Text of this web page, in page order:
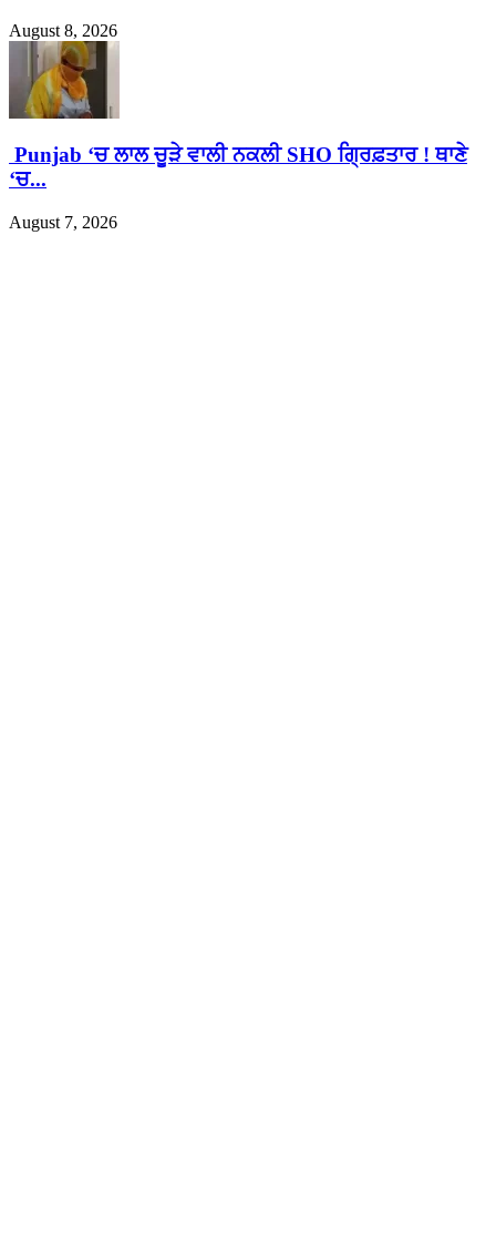
August 8, 2026
Punjab ‘ਚ ਲਾਲ ਚੂੜੇ ਵਾਲੀ ਨਕਲੀ SHO ਗ੍ਰਿਫ਼ਤਾਰ ! ਥਾਣੇ
‘ਚ...
August 7, 2026